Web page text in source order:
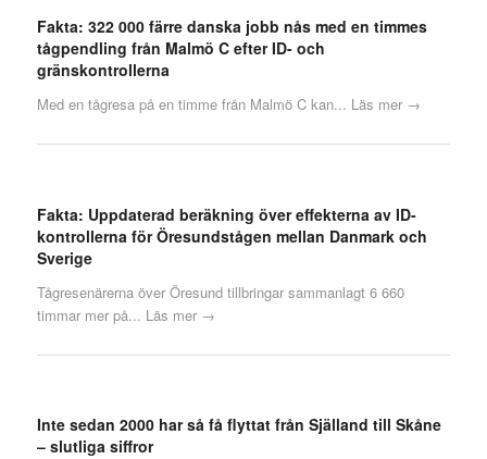
Fakta: 322 000 färre danska jobb nås med en timmes
tågpendling från Malmö C efter ID- och
gränskontrollerna
Med en tågresa på en timme från Malmö C kan... Läs mer →
Fakta: Uppdaterad beräkning över effekterna av ID-
kontrollerna för Öresundstågen mellan Danmark och
Sverige
Tågresenärerna över Öresund tillbringar sammanlagt 6 660
timmar mer på... Läs mer →
Inte sedan 2000 har så få flyttat från Själland till Skåne
– slutliga siffror